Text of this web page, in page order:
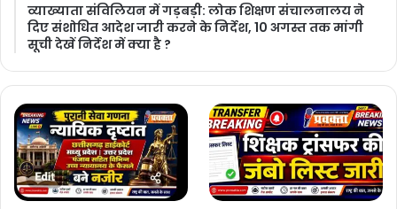
​व्याख्याता संविलियन में गड़बड़ी: लोक शिक्षण संचालनालय ने
दिए संशोधित आदेश जारी करने के निर्देश, 10 अगस्त तक मांगी
सूची देखें निर्देश में क्या है ?